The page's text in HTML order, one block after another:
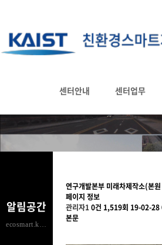
센터안내 센터업무
센터시설
연구개발본부 미래차제작소(본
페이지 정보
관리자10건 1,519회 19-02-
본문
알림공간
ecosmart.kaist.ac.kr